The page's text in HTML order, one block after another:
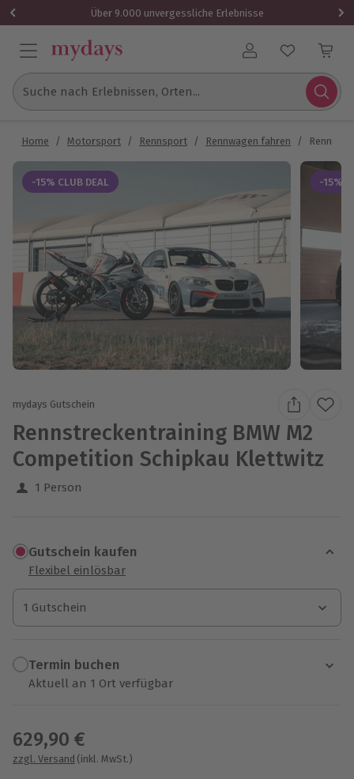
Über 9.000 unvergessliche Erlebnisse
Benutzerkonto
Suche nach Erlebnissen, Orten...
Home / Motorsport / Rennsport / Rennwagen fahren /
-15% CLUB DEAL -15%
mydays Gutschein
Rennstreckentraining BMW M2
Competition Schipkau Klettwitz
1 Person
Gutschein kaufen
Flexibel einlösbar
1 Gutschein
1 Gutschein
1 Gutschein
Termin buchen
Aktuell an 1 Ort verfügbar
629,90 €
zzgl. Versand (inkl. MwSt.)